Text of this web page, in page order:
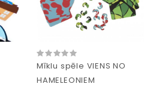
Mīklu spēle VIENS NO
HAMELEONIEM